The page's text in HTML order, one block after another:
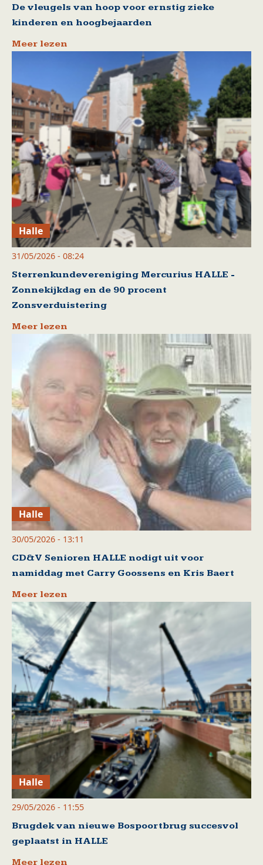
De vleugels van hoop voor ernstig zieke
kinderen en hoogbejaarden
Meer lezen
Halle
31/05/2026 - 08:24
Sterrenkundevereniging Mercurius HALLE -
Zonnekijkdag en de 90 procent
Zonsverduistering
Meer lezen
Halle
30/05/2026 - 13:11
CD&V Senioren HALLE nodigt uit voor
namiddag met Carry Goossens en Kris Baert
Meer lezen
Halle
29/05/2026 - 11:55
Brugdek van nieuwe Bospoortbrug succesvol
geplaatst in HALLE
Meer lezen